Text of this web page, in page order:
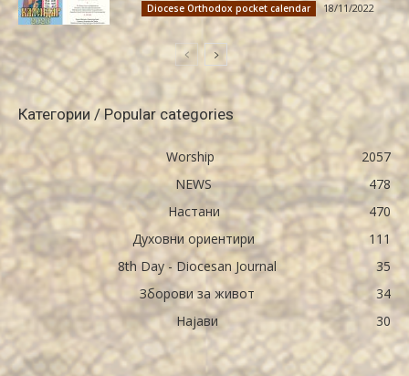
Diocese Orthodox pocket calendar 18/11/2022
Категории / Popular categories
Worship
2057
NEWS
478
Настани
470
Духовни ориентири
111
8th Day - Diocesan Journal
35
Зборови за живот
34
Најави
30